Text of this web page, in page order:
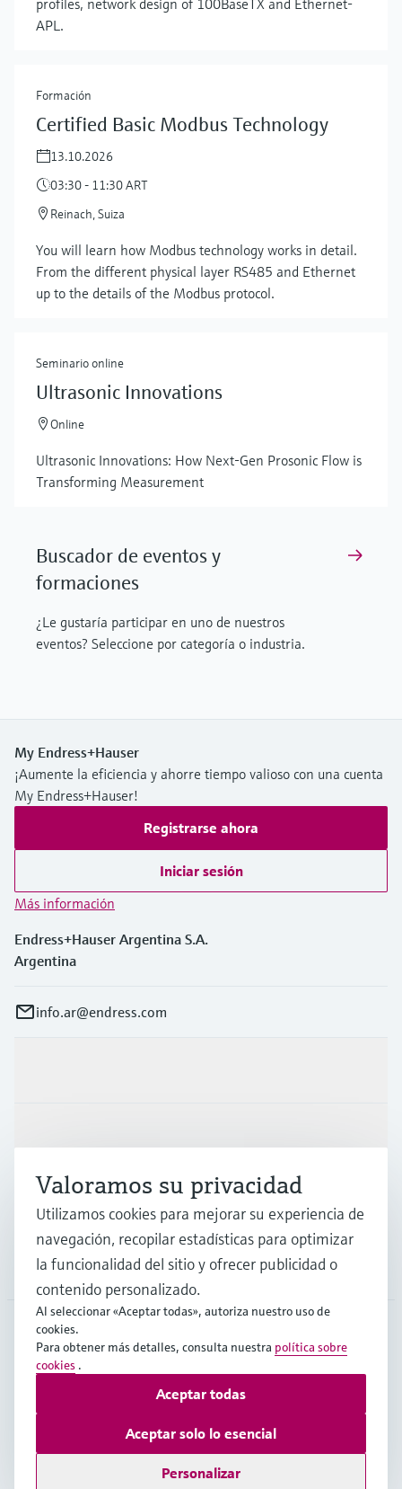
APL.
Formación
Certified Basic Modbus Technology
13.10.2026
03:30 - 11:30 ART
Reinach, Suiza
You will learn how Modbus technology works in detail.
From the different physical layer RS485 and Ethernet
up to the details of the Modbus protocol.
Seminario online
Ultrasonic Innovations
Online
Ultrasonic Innovations: How Next-Gen Prosonic Flow is
Transforming Measurement
Buscador de eventos y
formaciones
¿Le gustaría participar en uno de nuestros
eventos? Seleccione por categoría o industria.
My Endress+Hauser
¡Aumente la eficiencia y ahorre tiempo valioso con una cuenta
My Endress+Hauser!
Registrarse ahora
Iniciar sesión
Más información
Endress+Hauser Argentina S.A.
Argentina
info.ar@endress.com
Compañía
ARG•Español
Copyright © Endress+Hauser Group Services AG
Términos de usoProtección de datos
Valoramos su privacidad
Utilizamos cookies para mejorar su experiencia de
navegación, recopilar estadísticas para optimizar
la funcionalidad del sitio y ofrecer publicidad o
contenido personalizado.
Al seleccionar «Aceptar todas», autoriza nuestro uso de
cookies.
Para obtener más detalles, consulta nuestra política sobre
cookies .
Personalizar
Aceptar solo lo esencial
Aceptar todas